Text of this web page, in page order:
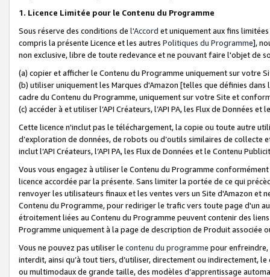
1. Licence Limitée pour le Contenu du Programme
Sous réserve des conditions de l'Accord et uniquement aux fins
compris la présente Licence et les autres Politiques du Programme],
non exclusive, libre de toute redevance et ne pouvant faire l'objet de
(a) copier et afficher le Contenu du Programme uniquement sur votre
(b) utiliser uniquement les Marques d'Amazon [telles que définies dans
cadre du Contenu du Programme, uniquement sur votre Site et
(c) accéder à et utiliser l’API Créateurs, l’API PA, les Flux de Données
Cette licence n'inclut pas le téléchargement, la copie ou toute autre
d’exploration de données, de robots ou d’outils similaires de
inclut l’API Créateurs, l’API PA, les Flux de Données et le Contenu
Vous vous engagez à utiliser le Contenu du Programme
licence accordée par la présente. Sans limiter la portée de ce qui
renvoyer les utilisateurs finaux et les ventes vers un Site d'Amazon et
Contenu du Programme, pour rediriger le trafic vers toute page d'un
étroitement liées au Contenu du Programme peuvent contenir des
Programme uniquement à la page de description de Produit associée
Vous ne pouvez pas utiliser le contenu du programme pour
interdit, ainsi qu’à tout tiers, d’utiliser, directement ou indirectement,
ou multimodaux de grande taille, des modèles d’apprentissage